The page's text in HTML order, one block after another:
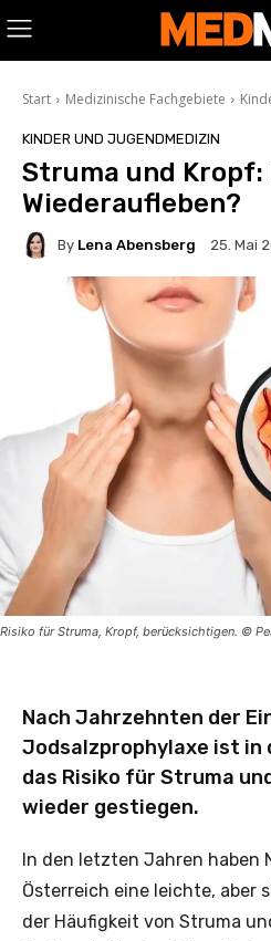
Start Medizinische Fachgebiete
KINDER UND JUGENDMEDIZIN
Struma und Kropf:
Wiederaufleben?
By Lena Abensberg 25. Mai
Risiko für Struma, Kropf, berücksichtigen. ©
Nach Jahrzehnten der
Jodsalzprophylaxe ist in
das Risiko für Struma
wieder gestiegen.
In den letzten Jahren haben
Österreich eine leichte, aber
der Häufigkeit von Struma